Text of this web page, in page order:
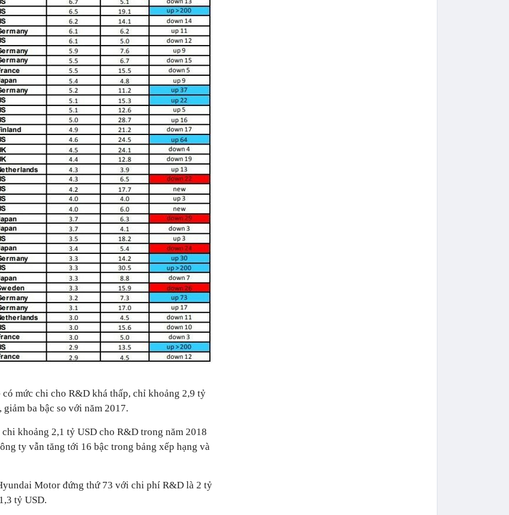
mức chi cho R&D khá thấp, chỉ khoảng 2,9 tỷ
ba bậc so với năm 2017.
khoảng 2,1 tỷ USD cho R&D trong năm 2018
ty vẫn tăng tới 16 bậc trong bảng xếp hạng và
Motor đứng thứ 73 với chi phí R&D là 2 tỷ
tỷ USD.